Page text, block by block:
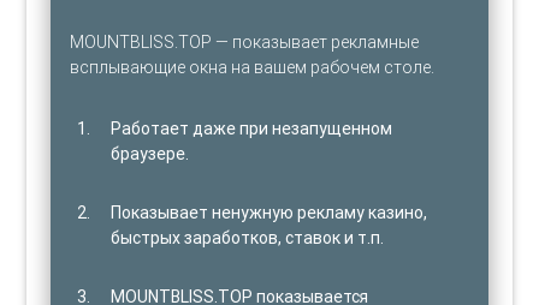
MOUNTBLISS.TOP — показывает рекламные
всплывающие окна на вашем рабочем столе.
Работает даже при незапущенном
браузере.
Показывает ненужную рекламу казино,
быстрых заработков, ставок и т.п.
MOUNTBLISS.TOP показывается